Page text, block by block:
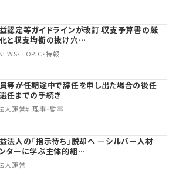
報
ンリーダーのnote
度のリアル
時代の資産運用
・育成のための人事戦略
立入検査で想定される指摘事項
モン200インタビュー
ン200 誌上相談室
インとは
認定等ガイドラインが改訂 収支予算書の厳
と収支均衡の抜け穴…
・TOPIC・特報
等が任期途中で辞任を申し出た場合の後任
任までの手続き
人運営 理事・監事
法人の「指示待ち」脱却へ ―シルバー人材
ターに学ぶ主体的組…
人運営